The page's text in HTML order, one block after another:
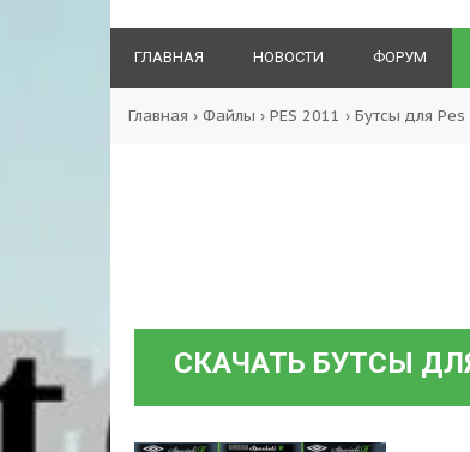
ГЛАВНАЯ НОВОСТИ ФОРУМ
Главная › Файлы › PES 2011 › Бутсы для Pes
СКАЧАТЬ БУТСЫ ДЛЯ